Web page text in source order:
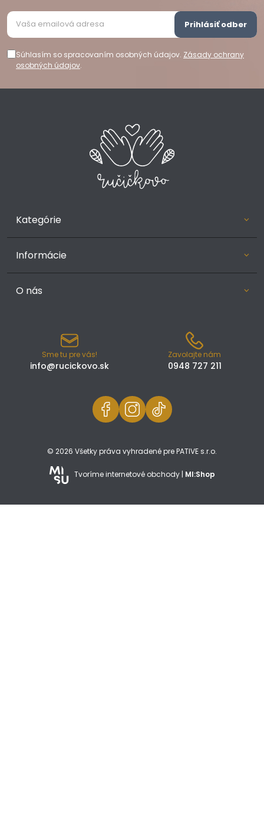
Súhlasím so spracovaním osobných údajov. Zásady ochrany
osobných údajov.
Prihlásiť odber
Kategórie
Informácie
O nás
Sme tu pre vás!
info@rucickovo.sk
Zavolajte nám
0948 727 211
© 2026 Všetky práva vyhradené pre PATIVE s.r.o.
Tvoríme internetové obchody | MI:Shop